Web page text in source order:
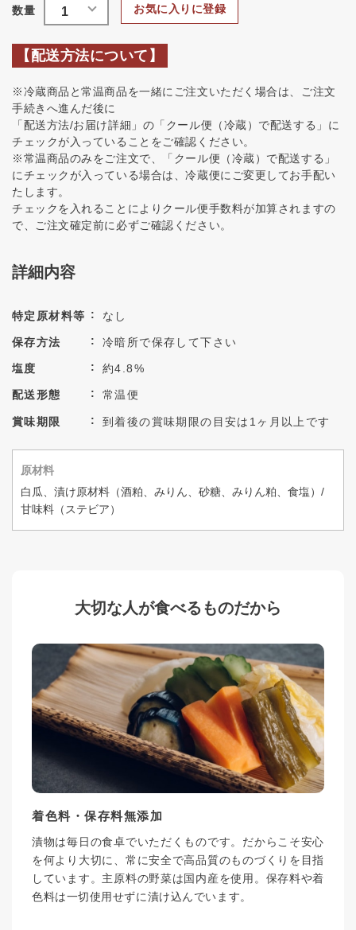
お気に入りに登録
【配送方法について】
※冷蔵商品と常温商品を一緒にご注文いただく場合は、ご注文
手続きへ進んだ後に
「配送方法/お届け詳細」の「クール便（冷蔵）で配送する」に
チェックが入っていることをご確認ください。
※常温商品のみをご注文で、「クール便（冷蔵）で配送する」
にチェックが入っている場合は、冷蔵便にご変更してお手配い
たします。
チェックを入れることによりクール便手数料が加算されますの
で、ご注文確定前に必ずご確認ください。
詳細内容
特定原材料等 なし
保存方法 冷暗所で保存して下さい
塩度 約4.8%
配送形態 常温便
賞味期限 到着後の賞味期限の目安は1ヶ月以上です
原材料
白瓜、漬け原材料（酒粕、みりん、砂糖、みりん粕、食塩）/
甘味料（ステビア）
大切な人が食べるものだから
着色料・保存料無添加
漬物は毎日の食卓でいただくものです。だからこそ安心
を何より大切に、常に安全で高品質のものづくりを目指
しています。主原料の野菜は国内産を使用。保存料や着
色料は一切使用せずに漬け込んでいます。